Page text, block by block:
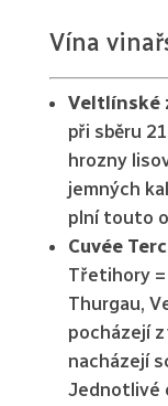
Vína
Veltlínské
při sběru
hrozny
jemných
plní touto
Cuvée
Třetihory
Thurgau,
pocházejí
nacházejí
Jednotlivé